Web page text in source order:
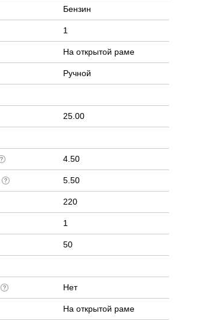
Бензин
1
На открытой раме
Ручной
25.00
4.50
5.50
220
1
50
Нет
На открытой раме